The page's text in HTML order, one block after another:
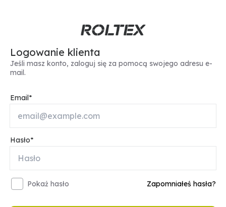
Logowanie klienta
Jeśli masz konto, zaloguj się za pomocą swojego adresu e-
mail.
Email
Hasło
Pokaż hasło Zapomniałeś hasła?